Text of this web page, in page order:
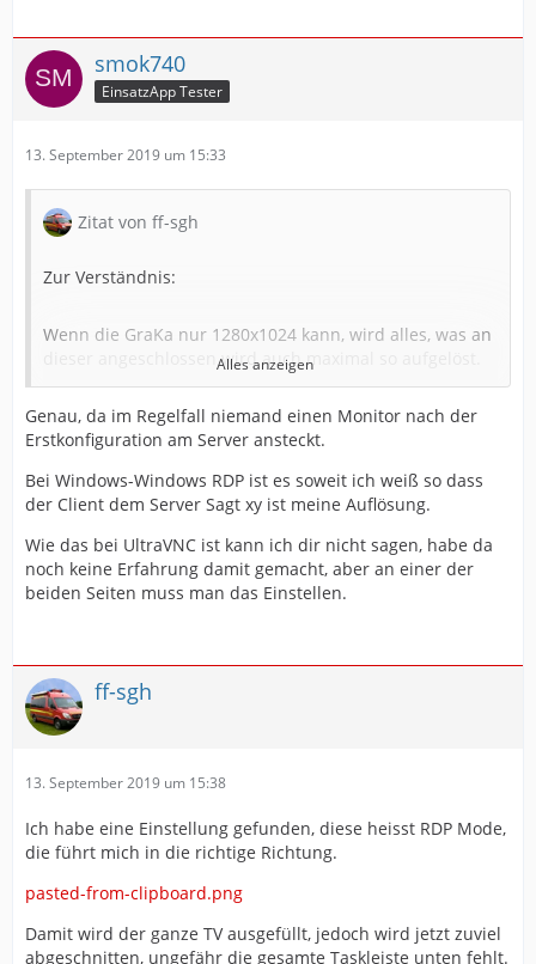
smok740
EinsatzApp Tester
13. September 2019 um 15:33
Zitat von ff-sgh
Zur Verständnis:
Wenn die GraKa nur 1280x1024 kann, wird alles, was an
dieser angeschlossen wird auch maximal so aufgelöst.
Verbinde ich mich per RDP, umgehe ich die GraKa,
bekomme daher die Auflösung 1920x1200. Kann diese
Auflösung fest gemacht?
Bei Verbindung mit UltraVNC sagt der PI zum Server:
"Ich kann Auflösung xy" und der Server gibt dann die
Auflösung zurück?
Sorry für mein Unwissen.....
Alles anzeigen
Genau, da im Regelfall niemand einen Monitor nach der
Erstkonfiguration am Server ansteckt.
Bei Windows-Windows RDP ist es soweit ich weiß so dass
der Client dem Server Sagt xy ist meine Auflösung.
Wie das bei UltraVNC ist kann ich dir nicht sagen, habe da
noch keine Erfahrung damit gemacht, aber an einer der
beiden Seiten muss man das Einstellen.
ff-sgh
13. September 2019 um 15:38
Ich habe eine Einstellung gefunden, diese heisst RDP Mode,
die führt mich in die richtige Richtung.
pasted-from-clipboard.png
Damit wird der ganze TV ausgefüllt, jedoch wird jetzt zuviel
abgeschnitten, ungefähr die gesamte Taskleiste unten fehlt.